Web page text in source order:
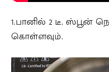
1.பானில் 2 டீ. ஸ்பூன்
கொள்ளவும்.